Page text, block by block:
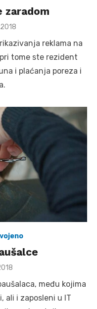
zaradom
reklama na
tome ste rezident
i plaćanja poreza i
među kojima
ali i zaposleni u IT